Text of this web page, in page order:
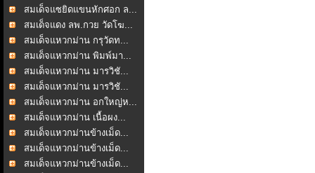
สมเด็จแซยิดแขนหักศอก ล...
สมเด็จแดง ลพ.กวย วัดโฆ...
สมเด็จแหวกม่าน กรุวัดท...
สมเด็จแหวกม่าน พิมพ์มา...
สมเด็จแหวกม่าน มารวิชั...
สมเด็จแหวกม่าน มารวิชั...
สมเด็จแหวกม่าน อกใหญ่ห...
สมเด็จแหวกม่าน เนื้อผง...
สมเด็จแหวกม่านข้างเม็ด...
สมเด็จแหวกม่านข้างเม็ด...
สมเด็จแหวกม่านข้างเม็ด...